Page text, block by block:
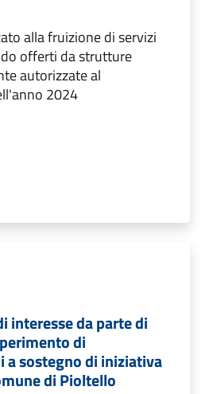
alla fruizione di servizi
offerti da strutture
autorizzate al
2024
interesse da parte di
di
a sostegno di iniziativa
di Pioltello